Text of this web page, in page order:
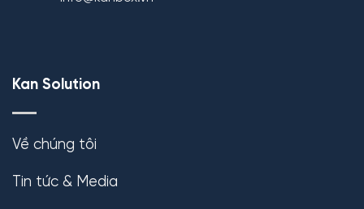
Kan Solution
Về chúng tôi
Tin tức & Media